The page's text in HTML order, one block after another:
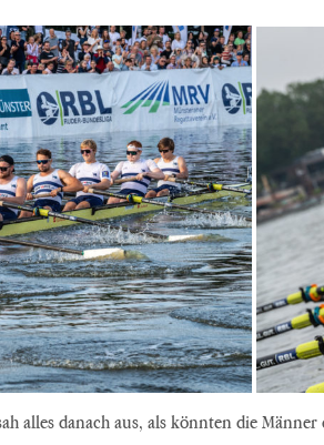
alles danach aus, als könnten die